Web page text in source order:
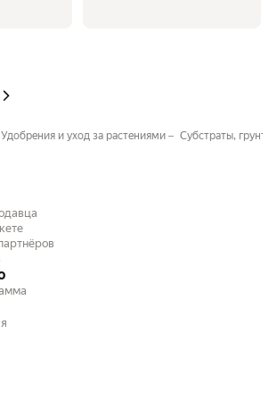
Удобрения и уход за растениями Субстраты,